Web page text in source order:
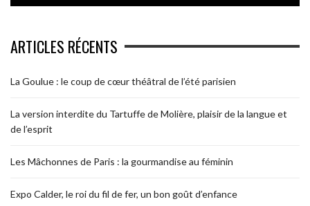
ARTICLES RÉCENTS
La Goulue : le coup de cœur théâtral de l’été parisien
La version interdite du Tartuffe de Molière, plaisir de la langue et
de l’esprit
Les Mâchonnes de Paris : la gourmandise au féminin
Expo Calder, le roi du fil de fer, un bon goût d’enfance